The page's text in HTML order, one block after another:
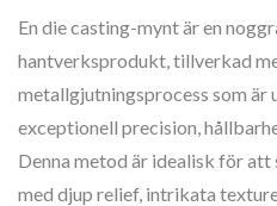
En die casting-mynt är en
hantverksprodukt, tillverkad
metallgjutningsprocess som
exceptionell precision,
Denna metod är idealisk för
med djup relief, intrikata